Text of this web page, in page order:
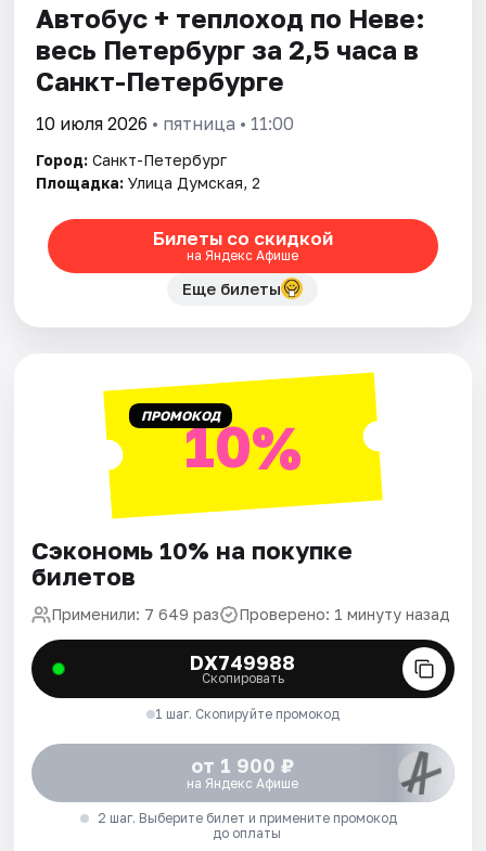
Автобус + теплоход по Неве:
весь Петербург за 2,5 часа в
Санкт-Петербурге
10 июля 2026 • пятница • 11:00
Город: Санкт-Петербург
Площадка: Улица Думская, 2
Билеты со скидкой
на Яндекс Афише
Еще билеты
ПРОМОКОД10%
Сэкономь 10% на покупке
билетов
Применили: 7 649 раз Проверено: 1 минуту назад
DX749988
Скопировать
1 шаг. Скопируйте промокод
от 1 900 ₽
на Яндекс Афише
2 шаг. Выберите билет и примените промокод
до оплаты